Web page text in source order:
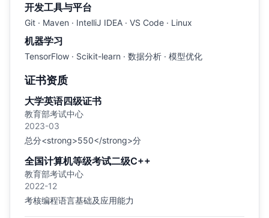
开发工具与平台
Git · Maven · IntelliJ IDEA · VS Code · Linux
机器学习
TensorFlow · Scikit-learn · 数据分析 · 模型优化
证书资质
大学英语四级证书
教育部考试中心
2023-03
总分<strong>550</strong>分
全国计算机等级考试二级C++
教育部考试中心
2022-12
考核编程语言基础及应用能力